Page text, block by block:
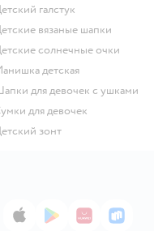
Детский галстук
Детские вязаные шапки
Детские солнечные очки
Манишка детская
Шапки для девочек с ушками
Сумки для девочек
Детский зонт
App StoreGoogle Play
AppGallery
RuStore